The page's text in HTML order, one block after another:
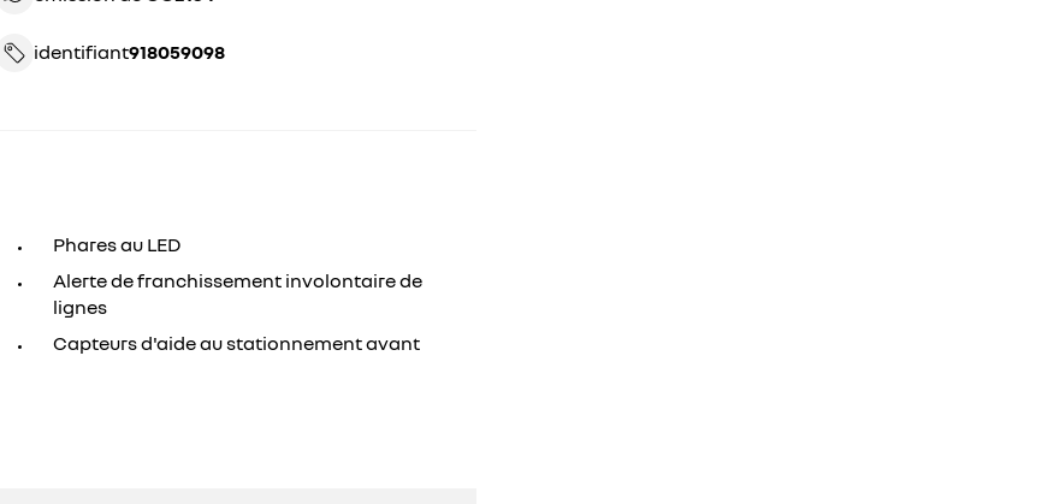
identifiant 918059098
Phares au LED
Alerte de franchissement involontaire de
lignes
Capteurs d'aide au stationnement avant